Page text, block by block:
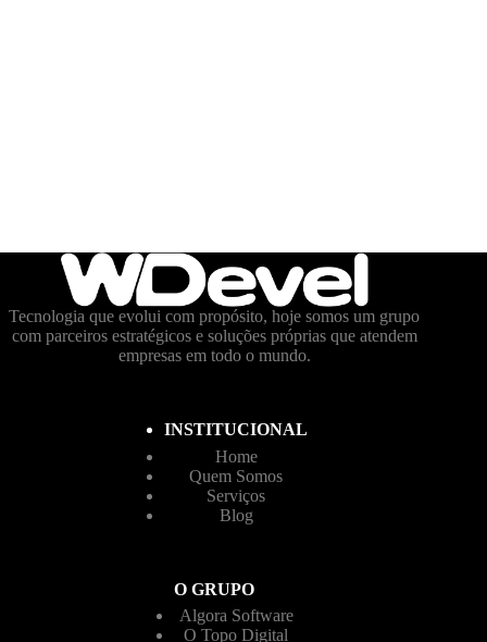
Tecnologia que evolui com propósito, hoje somos um grupo
com parceiros estratégicos e soluções próprias que atendem
empresas em todo o mundo.
INSTITUCIONAL
Home
Quem Somos
Serviços
Blog
O GRUPO
Algora Software
O Topo Digital